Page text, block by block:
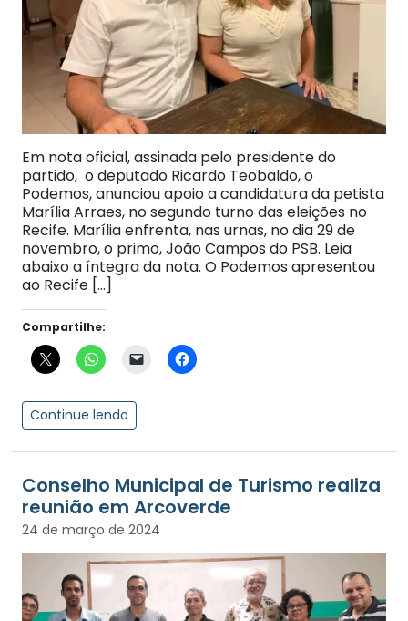
Em nota oficial, assinada pelo presidente do
partido, o deputado Ricardo Teobaldo, o
Podemos, anunciou apoio a candidatura da petista
Marília Arraes, no segundo turno das eleições no
Recife. Marília enfrenta, nas urnas, no dia 29 de
novembro, o primo, João Campos do PSB. Leia
abaixo a íntegra da nota. O Podemos apresentou
ao Recife […]
Compartilhe:
Continue lendo
Conselho Municipal de Turismo realiza
reunião em Arcoverde
24 de março de 2024